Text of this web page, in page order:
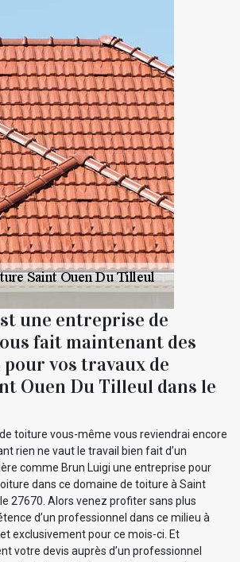
une entreprise de
fait maintenant des
vos travaux de
Ouen Du Tilleul dans le
toiture vous-même vous reviendrai encore
rien ne vaut le travail bien fait d’un
comme Brun Luigi une entreprise pour
dans ce domaine de toiture à Saint
27670. Alors venez profiter sans plus
d’un professionnel dans ce milieu à
exclusivement pour ce mois-ci. Et
votre devis auprès d’un professionnel